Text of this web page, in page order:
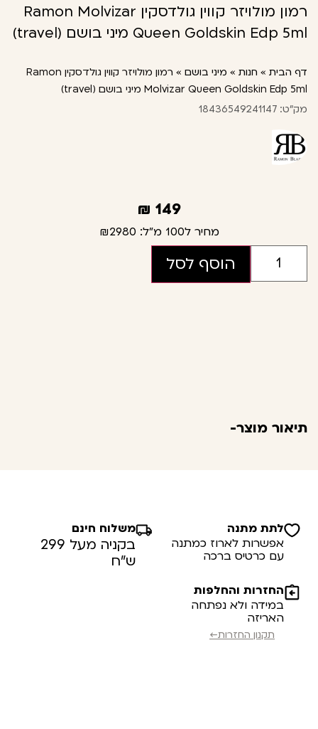
רמון מולויזר קווין גולדסקין Ramon Molvizar
Queen Goldskin Edp 5ml מיני בושם (travel)
דף הבית » חנות » מיני בושם »
רמון מולויזר קווין גולדסקין Ramon
Molvizar Queen Goldskin Edp 5ml מיני בושם (travel)
מק"ט: 18436549241147
149
₪
מחיר ל100 מ"ל: ₪2980
הוסף לסל
תיאור מוצר-
לתת מתנה
אפשרות לארוז כמתנה
עם כרטיס ברכה
משלוח חינם
בקניה מעל 299
ש”ח
החזרות והחלפות
במידה ולא נפתחה
האריזה
תקנון החזרות←